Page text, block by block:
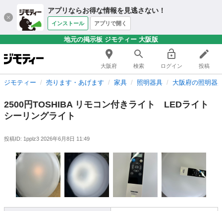
アプリならお得な情報を見逃さない！
インストール アプリで開く
地元の掲示板 ジモティー 大阪版
大阪府 検索 ログイン 投稿
ジモティー 売ります・あげます 家具 照明器具 大阪府の照明器
2500円TOSHIBA リモコン付きライト LEDライト
シーリングライト
投稿ID: 1pplz3 2026年6月8日 11:49